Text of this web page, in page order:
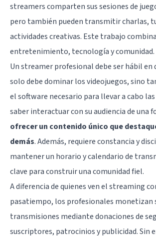
streamers comparten sus sesiones de
pero también pueden transmitir charlas,
actividades creativas. Este trabajo
entretenimiento, tecnología y comunidad.
Un streamer profesional debe ser hábil en
solo debe dominar los videojuegos, sino
el software necesario para llevar a cabo
saber interactuar con su audiencia de una
ofrecer un contenido único que
demás. Además, requiere constancia y
mantener un horario y calendario de
clave para construir una comunidad fiel.
A diferencia de quienes ven el streaming
pasatiempo, los profesionales monetizan
transmisiones mediante donaciones de
suscriptores, patrocinios y publicidad. Sin